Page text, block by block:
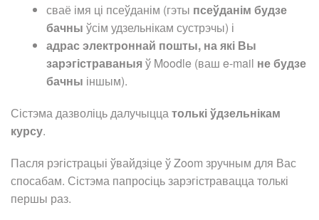
сваё імя ці псеўданім (гэты псеўданім будзе
бачны ўсім удзельнікам сустрэчы) і
адрас электроннай пошты, на які Вы
зарэгістраваныяў Moodle (ваш e-mail не будзе
бачны іншым).
Сістэма дазволіць далучыццатолькі ўдзельнікам
курсу.
Пасля рэгістрацыі ўвайдзіце ў Zoom зручным для Вас
спосабам. Сістэма папросіць зарэгістравацца толькі
першы раз.